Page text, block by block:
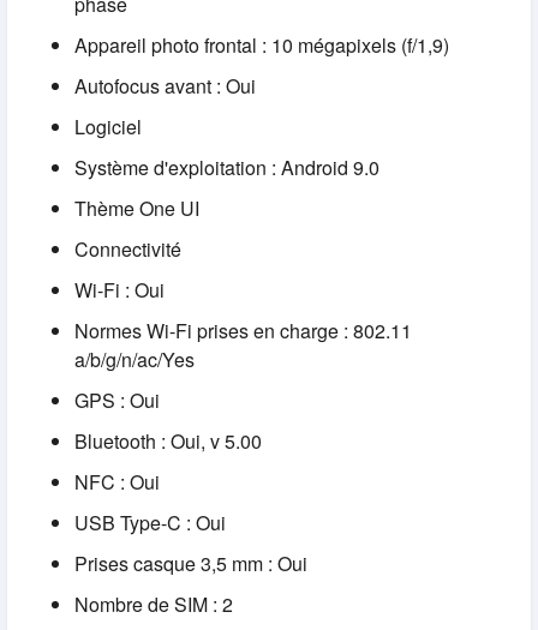
Appareil photo frontal : 10 mégapixels (f/1,9)
Autofocus avant : Oui
Logiciel
Système d'exploitation : Android 9.0
Thème One UI
Connectivité
Wi-Fi : Oui
Normes Wi-Fi prises en charge : 802.11
a/b/g/n/ac/Yes
GPS : Oui
Bluetooth : Oui, v 5.00
NFC : Oui
USB Type-C : Oui
Prises casque 3,5 mm : Oui
Nombre de SIM : 2